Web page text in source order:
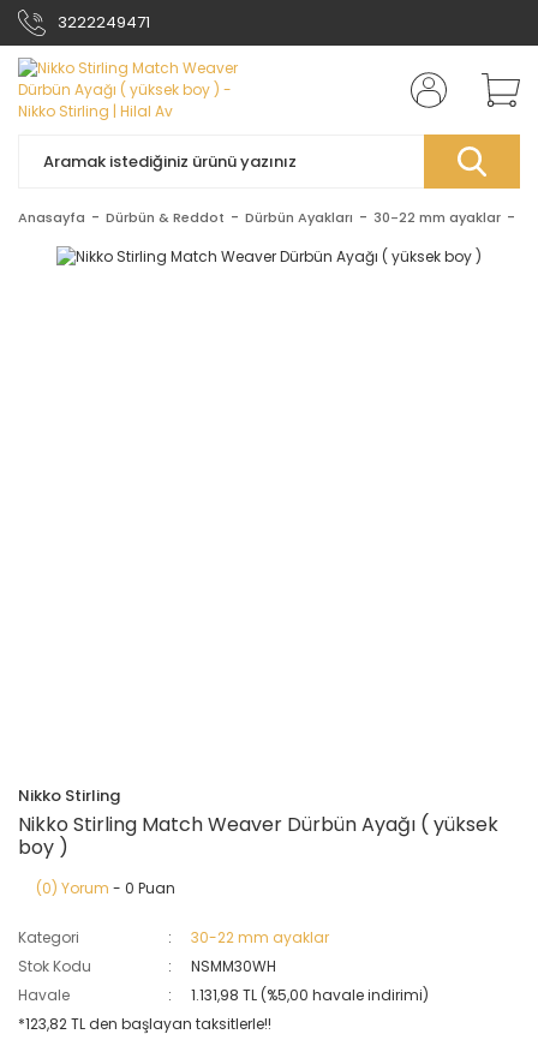
3222249471
Anasayfa Dürbün & Reddot Dürbün Ayakları 30-22 mm ayaklar
Nikko Stirling
Nikko Stirling Match Weaver Dürbün Ayağı ( yüksek
boy )
(0) Yorum - 0 Puan
Kategori
30-22 mm ayaklar
Stok Kodu
NSMM30WH
Havale
1.131,98 TL (%5,00 havale indirimi)
*123,82 TL den başlayan taksitlerle!!